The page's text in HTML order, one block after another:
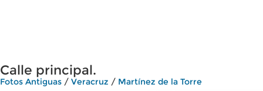
Calle principal.
Fotos Antiguas / Veracruz / Martínez de la Torre